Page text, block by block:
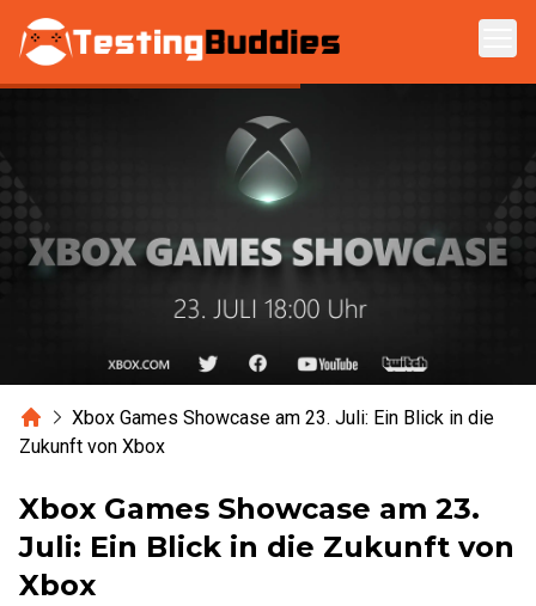
Zum Hauptinhalt springen
HomeXbox Games Showcase am 23. Juli: Ein Blick in die
Zukunft von Xbox
Xbox Games Showcase am 23.
Juli: Ein Blick in die Zukunft von
Xbox